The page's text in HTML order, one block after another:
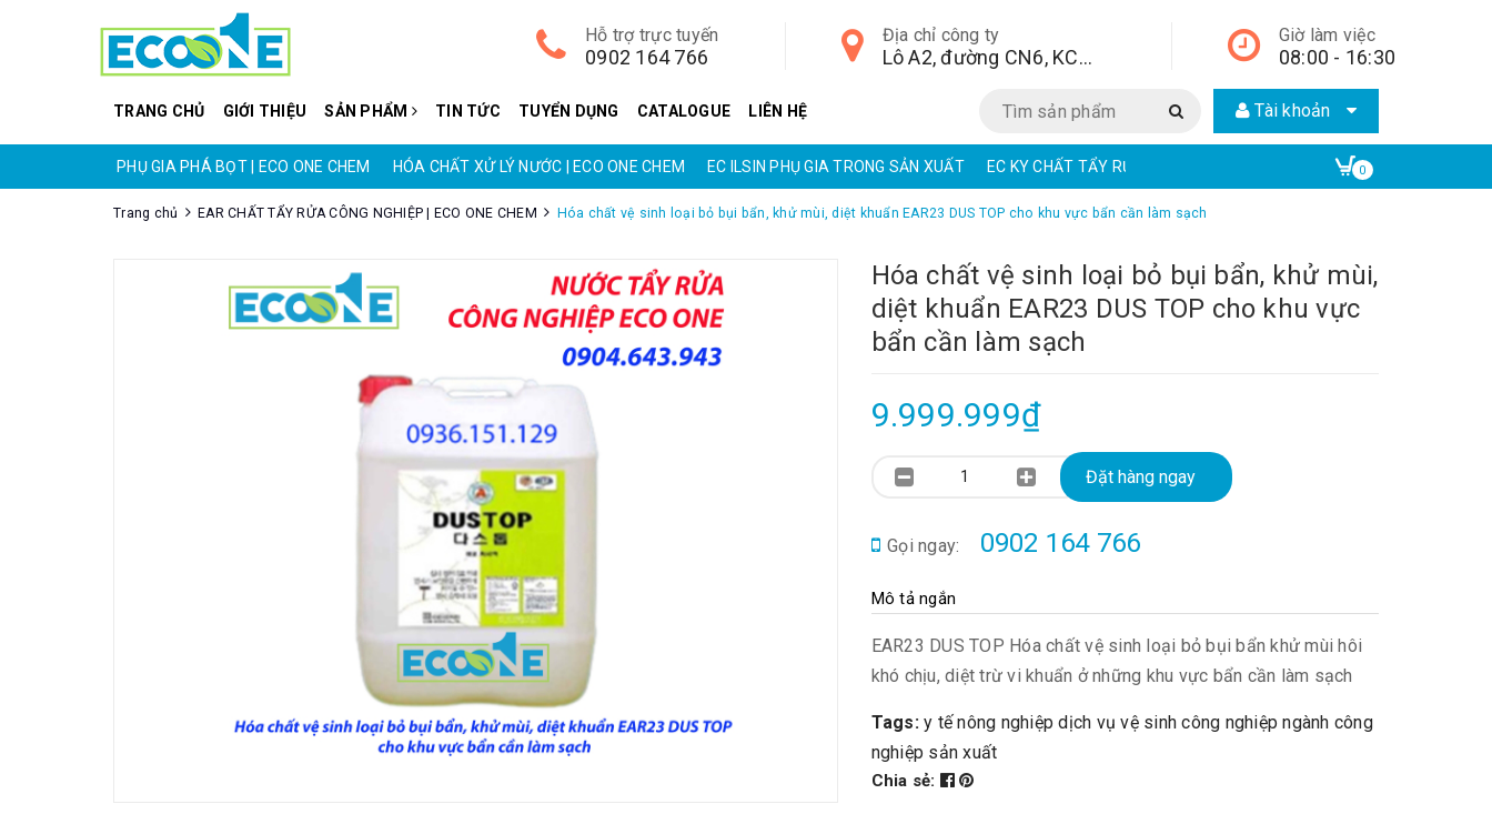
Giờ làm việc
08:00 - 16:30
Địa chỉ công ty
Lô A2, đường CN6, KCN Từ Liêm, quận Bắc Từ Liêm, Hà Nội, Hà Nội,
Hỗ trợ trực tuyến
0902 164 766
TRANG CHỦ GIỚI THIỆU SẢN PHẨM TIN TỨC TUYỂN DỤNG CATALOGUE LIÊN HỆ Tài khoản
PHỤ GIA PHÁ BỌT | ECO ONE CHEM HÓA CHẤT XỬ LÝ NƯỚC | ECO ONE CHEM EC ILSIN PHỤ GIA TRONG SẢN XUẤT EC KY CHẤT TẨY RỬA CÔNG NGHIỆP | ECO ONE CHEM
0
Trang chủ EAR CHẤT TẨY RỬA CÔNG NGHIỆP | ECO ONE CHEM Hóa chất vệ sinh loại bỏ bụi bẩn, khử mùi, diệt khuẩn EAR23 DUS TOP cho khu vực bẩn cần làm sạch
Hóa chất vệ sinh loại bỏ bụi bẩn, khử mùi,
diệt khuẩn EAR23 DUS TOP cho khu vực
bẩn cần làm sạch
9.999.999₫
Đặt hàng ngay
Gọi ngay: 0902 164 766
Mô tả ngắn
EAR23 DUS TOP Hóa chất vệ sinh loại bỏ bụi bẩn khử mùi hôi
khó chịu, diệt trừ vi khuẩn ở những khu vực bẩn cần làm sạch
Tags: y tế nông nghiệp dịch vụ vệ sinh công nghiệp ngành công
nghiệp sản xuất
Chia sẻ: